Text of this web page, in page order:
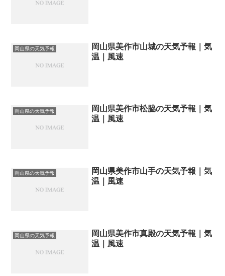
岡山県の天気予報
岡山県美作市山城の天気予報｜気
温｜風速
岡山県の天気予報
岡山県美作市松脇の天気予報｜気
温｜風速
岡山県の天気予報
岡山県美作市山手の天気予報｜気
温｜風速
岡山県の天気予報
岡山県美作市真殿の天気予報｜気
温｜風速